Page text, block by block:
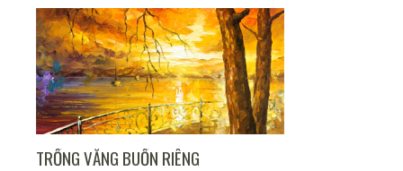
TRỐNG VẮNG BUỒN RIÊNG